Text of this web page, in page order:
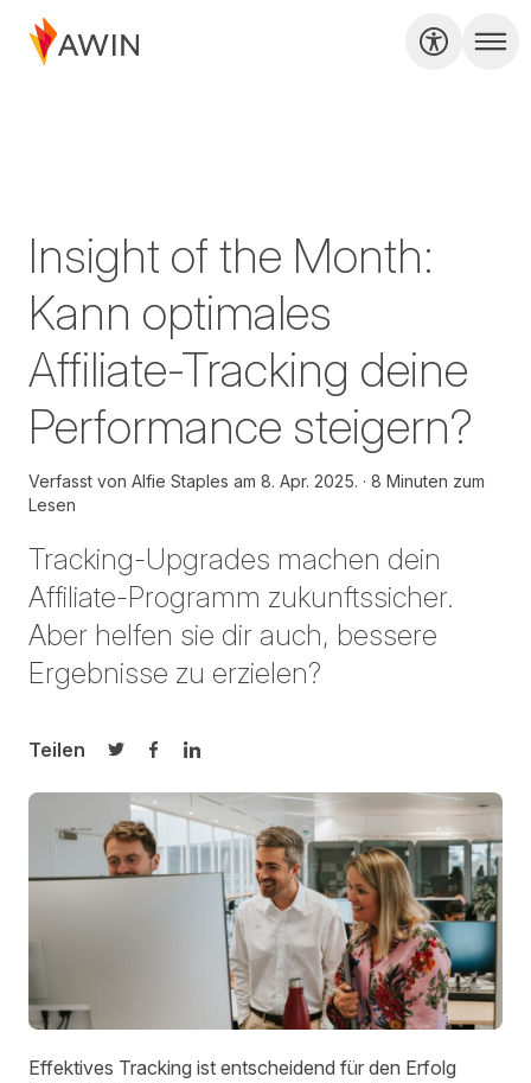
Insight of the Month:
Kann optimales
Affiliate-Tracking deine
Performance steigern?
Verfasst von Alfie Staples am 8. Apr. 2025.
8 Minuten zum
Lesen
Tracking-Upgrades machen dein
Affiliate-Programm zukunftssicher.
Aber helfen sie dir auch, bessere
Ergebnisse zu erzielen?
Teilen
Auf Twitter teilen
Auf Facebook teilen
Auf LinkedIn teilen
Effektives Tracking ist entscheidend für den Erfolg